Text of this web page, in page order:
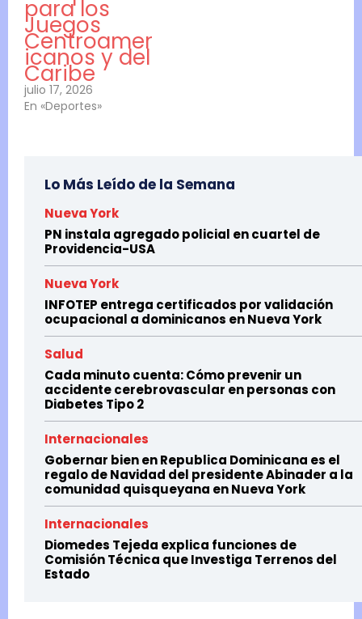
para los
Juegos
Centroamer
icanos y del
Caribe
julio 17, 2026
En «Deportes»
Lo Más Leído de la Semana
Nueva York
PN instala agregado policial en cuartel de
Providencia-USA
Nueva York
INFOTEP entrega certificados por validación
ocupacional a dominicanos en Nueva York
Salud
Cada minuto cuenta: Cómo prevenir un
accidente cerebrovascular en personas con
Diabetes Tipo 2
Internacionales
Gobernar bien en Republica Dominicana es el
regalo de Navidad del presidente Abinader a la
comunidad quisqueyana en Nueva York
Internacionales
Diomedes Tejeda explica funciones de
Comisión Técnica que Investiga Terrenos del
Estado